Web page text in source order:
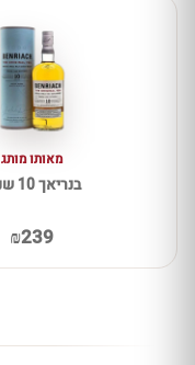
מאותו מותג
בנריאך 10 שנים
₪239